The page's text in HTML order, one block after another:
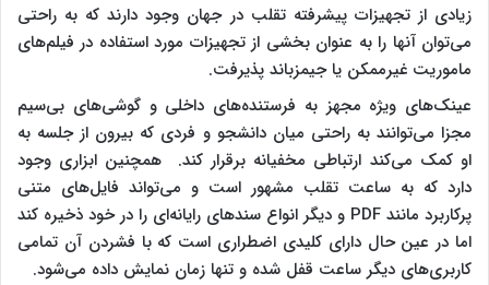
زیادی از تجهیزات پیشرفته تقلب در جهان وجود دارند که به راحتی
می‌توان آنها را به عنوان بخشی از تجهیزات مورد استفاده در فیلم‌های
ماموریت غیرممکن یا جیمز‌باند پذیرفت.
عینک‌های ویژه مجهز به فرستنده‌های داخلی و گوشی‌های بی‌سیم
مجزا می‌توانند به راحتی میان دانشجو و فردی که بیرون از جلسه به
او کمک می‌کند ارتباطی مخفیانه برقرار کند. همچنین ابزاری وجود
دارد که به ساعت تقلب مشهور است و می‌تواند فایل‌های متنی
پرکاربرد مانند PDF و دیگر انواع سند‌های رایانه‌ای را در خود ذخیره کند
اما در عین حال دارای کلیدی اضطراری است که با فشردن آن تمامی
کاربری‌های دیگر ساعت قفل شده و تنها زمان نمایش داده می‌شود.